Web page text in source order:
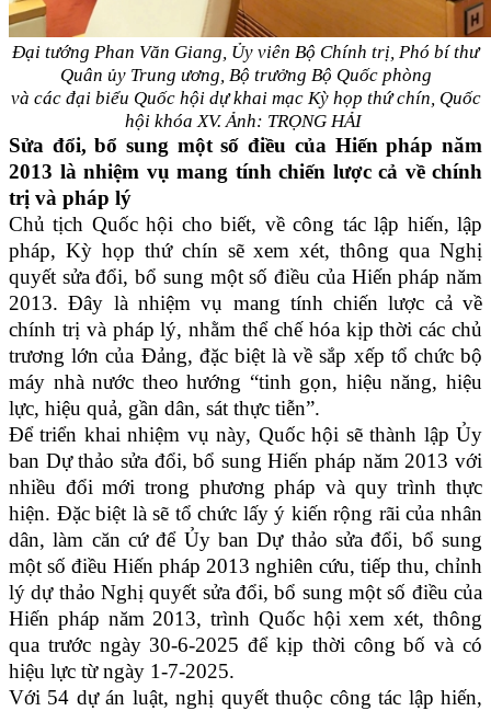
Đại tướng Phan Văn Giang, Ủy viên Bộ Chính trị, Phó bí thư
Quân ủy Trung ương, Bộ trưởng Bộ Quốc phòng
và các đại biểu Quốc hội dự khai mạc Kỳ họp thứ chín, Quốc
hội khóa XV. Ảnh: TRỌNG HẢI
Sửa đổi, bổ sung một số điều của Hiến pháp năm
2013 là nhiệm vụ mang tính chiến lược cả về chính
trị và pháp lý
Chủ tịch Quốc hội cho biết, về công tác lập hiến, lập
pháp, Kỳ họp thứ chín sẽ xem xét, thông qua Nghị
quyết sửa đổi, bổ sung một số điều của Hiến pháp năm
2013. Đây là nhiệm vụ mang tính chiến lược cả về
chính trị và pháp lý, nhằm thể chế hóa kịp thời các chủ
trương lớn của Đảng, đặc biệt là về sắp xếp tổ chức bộ
máy nhà nước theo hướng “tinh gọn, hiệu năng, hiệu
lực, hiệu quả, gần dân, sát thực tiễn”.
Để triển khai nhiệm vụ này, Quốc hội sẽ thành lập Ủy
ban Dự thảo sửa đổi, bổ sung Hiến pháp năm 2013 với
nhiều đổi mới trong phương pháp và quy trình thực
hiện. Đặc biệt là sẽ tổ chức lấy ý kiến rộng rãi của nhân
dân, làm căn cứ để Ủy ban Dự thảo sửa đổi, bổ sung
một số điều Hiến pháp 2013 nghiên cứu, tiếp thu, chỉnh
lý dự thảo Nghị quyết sửa đổi, bổ sung một số điều của
Hiến pháp năm 2013, trình Quốc hội xem xét, thông
qua trước ngày 30-6-2025 để kịp thời công bố và có
hiệu lực từ ngày 1-7-2025.
Với 54 dự án luật, nghị quyết thuộc công tác lập hiến,